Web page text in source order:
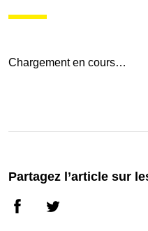
Chargement en cours…
Partagez l’article sur